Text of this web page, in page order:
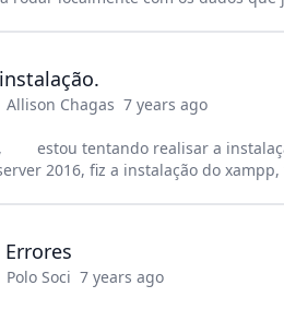
Allison Chagas 7 years ago
estou tentando realisar a
2016, fiz a instalação do xampp,
Polo Soci 7 years ago